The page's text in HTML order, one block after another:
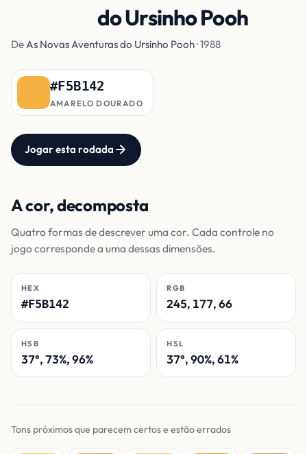
do Ursinho Pooh
DeAs Novas Aventuras do Ursinho Pooh· 1988
#F5B142
AMARELO DOURADO
Jogar esta rodada
A cor, decomposta
Quatro formas de descrever uma cor. Cada controle no
jogo corresponde a uma dessas dimensões.
HEX
#F5B142
RGB
245, 177, 66
HSB
37°, 73%, 96%
HSL
37°, 90%, 61%
Tons próximos que parecem certos e estão errados